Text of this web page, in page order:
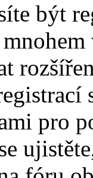
být
pro